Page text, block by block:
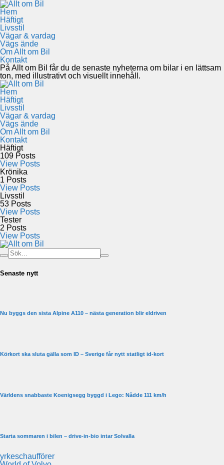
Hem
Häftigt
Livsstil
Vägar & vardag
Vägs ände
Om Allt om Bil
Kontakt
På Allt om Bil får du de senaste nyheterna om bilar i en lättsam
ton, med illustrativt och visuellt innehåll.
Hem
Häftigt
Livsstil
Vägar & vardag
Vägs ände
Om Allt om Bil
Kontakt
Häftigt
109 Posts
View Posts
Krönika
1 Posts
View Posts
Livsstil
53 Posts
View Posts
Tester
2 Posts
View Posts
Senaste nytt
Nu byggs den sista Alpine A110 – nästa generation blir eldriven
Körkort ska sluta gälla som ID – Sverige får nytt statligt id-kort
Världens snabbaste Koenigsegg byggd i Lego: Nådde 111 km/h
Starta sommaren i bilen – drive-in-bio intar Solvalla
yrkeschaufförer